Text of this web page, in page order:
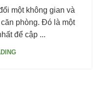
một không gian và
phòng. Đó là một
để cập ...